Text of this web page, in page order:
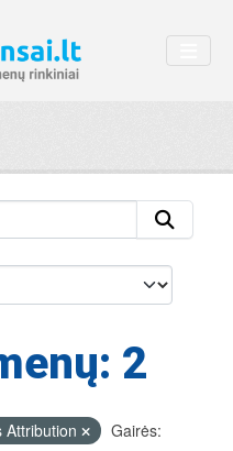
2
Attribution
Gairės: